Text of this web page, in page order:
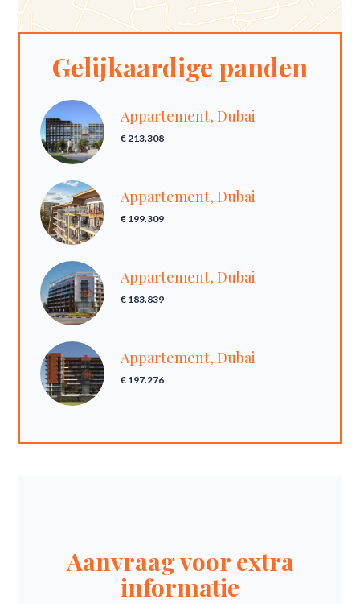
Gelijkaardige panden
Appartement, Dubai
€ 213.308
Appartement, Dubai
€ 199.309
Appartement, Dubai
€ 183.839
Appartement, Dubai
€ 197.276
Aanvraag voor extra
informatie